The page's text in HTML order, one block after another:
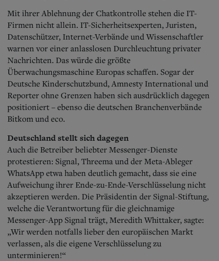
Mit ihrer Ablehnung der Chatkontrolle stehen die IT-
Firmen nicht allein. IT-Sicherheitsexperten, Juristen,
Datenschützer, Internet-Verbände und Wissenschaftler
warnen vor einer anlasslosen Durchleuchtung privater
Nachrichten. Das würde die größte
Überwachungsmaschine Europas schaffen. Sogar der
Deutsche Kinderschutzbund, Amnesty International und
Reporter ohne Grenzen haben sich ausdrücklich dagegen
positioniert – ebenso die deutschen Branchenverbände
Bitkom und eco.
Deutschland stellt sich dagegen
Auch die Betreiber beliebter Messenger-Dienste
protestieren: Signal, Threema und der Meta-Ableger
WhatsApp etwa haben deutlich gemacht, dass sie eine
Aufweichung ihrer Ende-zu-Ende-Verschlüsselung nicht
akzeptieren werden. Die Präsidentin der Signal-Stiftung,
welche die Verantwortung für die gleichnamige
Messenger-App Signal trägt, Meredith Whittaker, sagte:
„Wir werden notfalls lieber den europäischen Markt
verlassen, als die eigene Verschlüsselung zu
unterminieren!“